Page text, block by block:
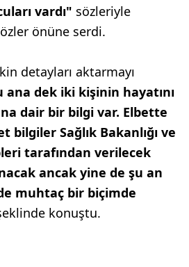
vardı" sözleriyle
önüne serdi.
detayları aktarmayı
ana dek iki kişinin hayatını
dair bir bilgi var. Elbette
bilgiler Sağlık Bakanlığı ve
tarafından verilecek
ancak yine de şu an
muhtaç bir biçimde
konuştu.